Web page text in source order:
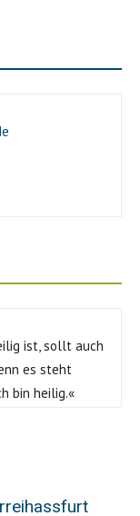
ist, sollt auch
es steht
bin heilig.«